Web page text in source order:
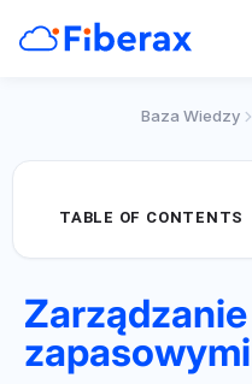
Baza Wiedzy
TABLE OF CONTENTS